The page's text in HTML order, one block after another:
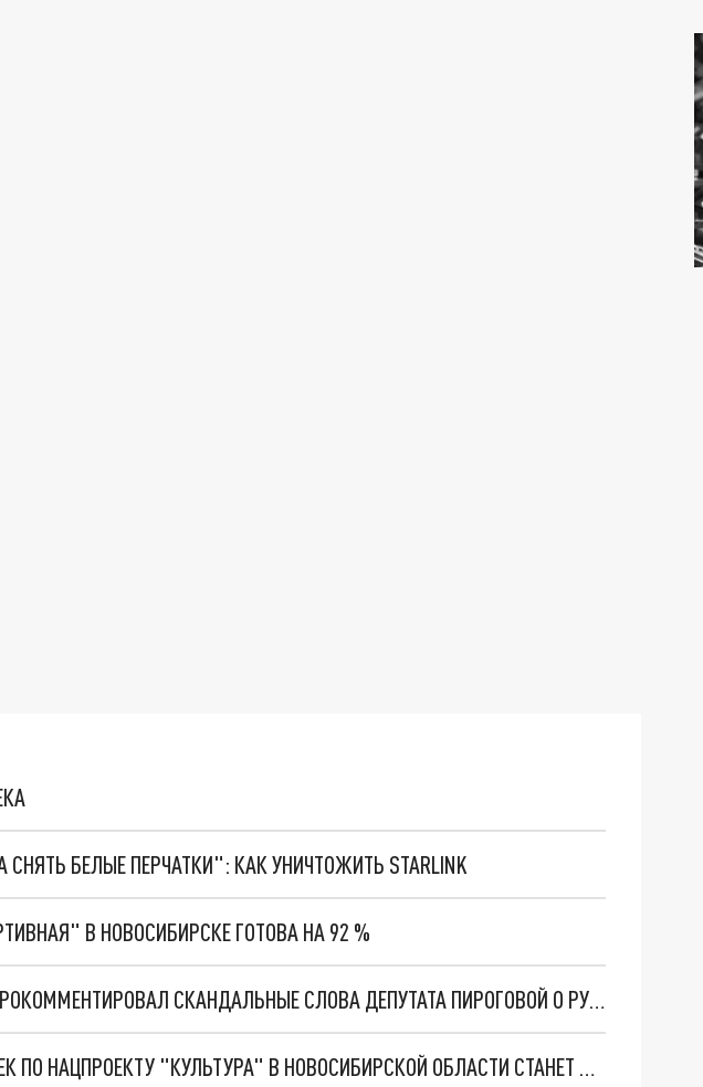
БЕЛЫЕ ПЕРЧАТКИ": КАК УНИЧТОЖИТЬ STARLINK
В НОВОСИБИРСКЕ ГОТОВА НА 92 %
МЭР НОВОСИБИРСКА ПРОКОММЕНТИРОВАЛ СКАНДАЛЬНЫЕ СЛОВА ДЕПУТАТА ПИРОГОВОЙ О РУССКИХ СОЛДАТАХ
МОДЕЛЬНЫХ БИБЛИОТЕК ПО НАЦПРОЕКТУ "КУЛЬТУРА" В НОВОСИБИРСКОЙ ОБЛАСТИ СТАНЕТ В 1,5 РАЗА БОЛЬШЕ